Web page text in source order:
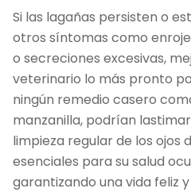
Si las lagañas persisten o
otros síntomas como
o secreciones excesivas,
veterinario lo más pronto
ningún remedio casero
manzanilla, podrían
limpieza regular de los ojos
esenciales para su salud
garantizando una vida feliz